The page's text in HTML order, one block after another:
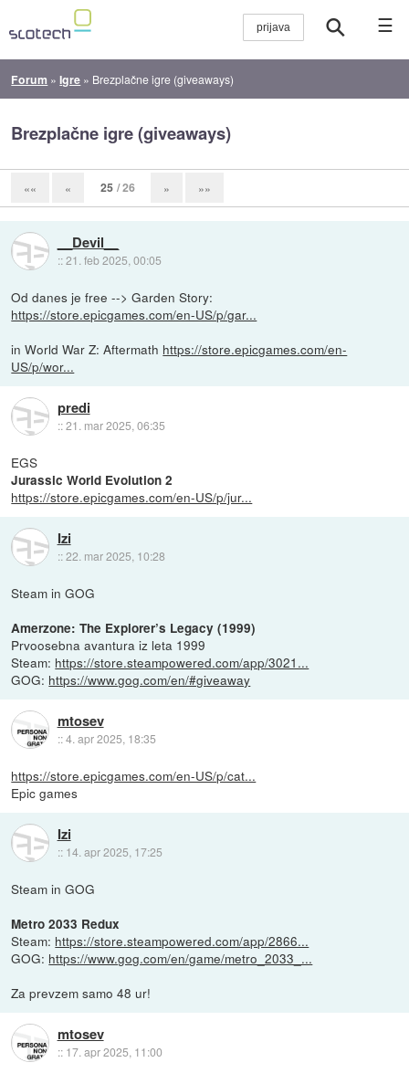
☰
Forum »Igre » Brezplačne igre (giveaways)
Brezplačne igre (giveaways)
«« « 25 / 26 » »»
__Devil__
::21. feb 2025, 00:05
Od danes je free --> Garden Story:
https://store.epicgames.com/en-US/p/gar...
in World War Z: Aftermath https://store.epicgames.com/en-
US/p/wor...
predi
::21. mar 2025, 06:35
EGS
Jurassic World Evolution 2
https://store.epicgames.com/en-US/p/jur...
Izi
::22. mar 2025, 10:28
Steam in GOG
Amerzone: The Explorer’s Legacy (1999)
Prvoosebna avantura iz leta 1999
Steam: https://store.steampowered.com/app/3021...
GOG: https://www.gog.com/en/#giveaway
mtosev
::4. apr 2025, 18:35
https://store.epicgames.com/en-US/p/cat...
Epic games
Izi
:: 14. apr 2025, 17:25
Steam in GOG
Metro 2033 Redux
Steam: https://store.steampowered.com/app/2866...
GOG: https://www.gog.com/en/game/metro_2033_...
Za prevzem samo 48 ur!
mtosev
:: 17. apr 2025, 11:00